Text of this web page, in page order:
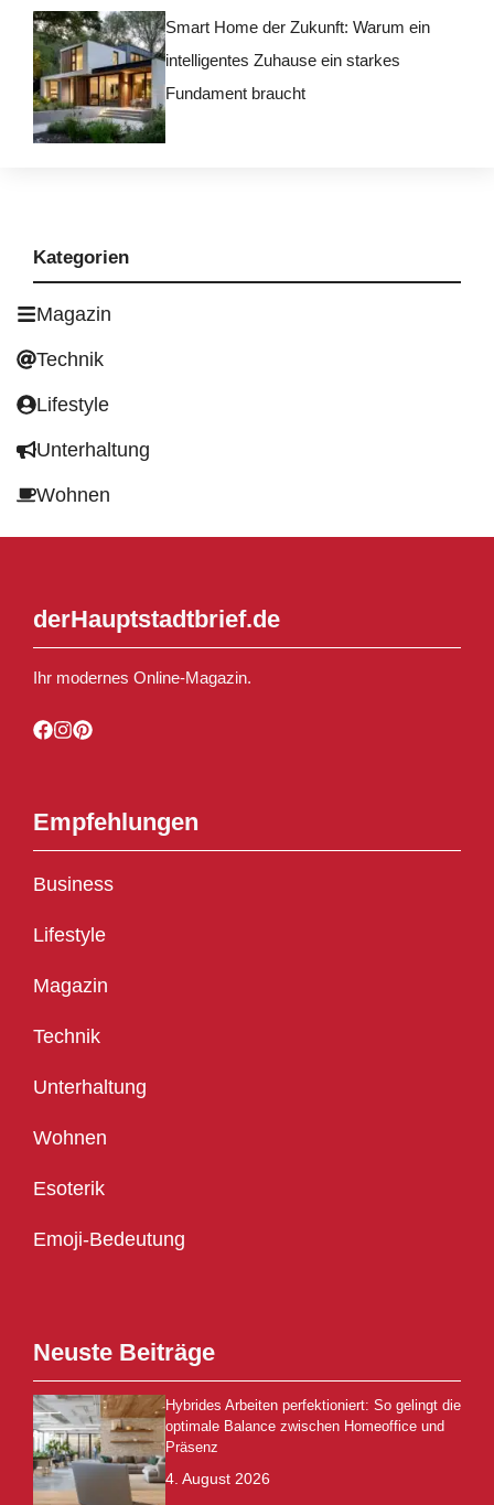
Smart Home der Zukunft: Warum ein
intelligentes Zuhause ein starkes
Fundament braucht
Kategorien
Magazin
Technik
Lifestyle
Unterhaltung
Wohnen
derHauptstadtbrief.de
Ihr modernes Online-Magazin.
Empfehlungen
Business
Lifestyle
Magazin
Technik
Unterhaltung
Wohnen
Esoterik
Emoji-Bedeutung
Neuste Beiträge
Hybrides Arbeiten perfektioniert: So gelingt die
optimale Balance zwischen Homeoffice und
Präsenz
4. August 2026